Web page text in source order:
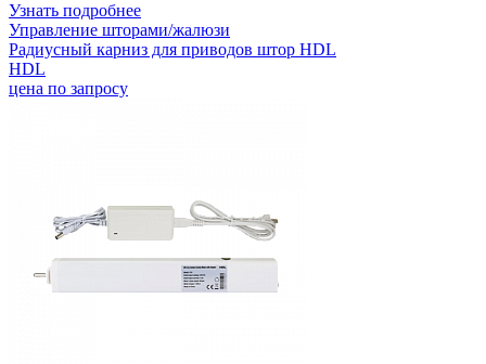
Узнать подробнее
Управление шторами/жалюзи
Радиусный карниз для приводов штор HDL
HDL
цена по запросу